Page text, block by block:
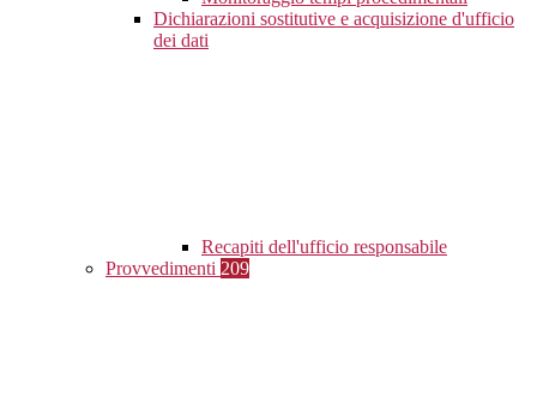
Dichiarazioni sostitutive e acquisizione d'ufficio
dei dati
Recapiti dell'ufficio responsabile
Provvedimenti 209